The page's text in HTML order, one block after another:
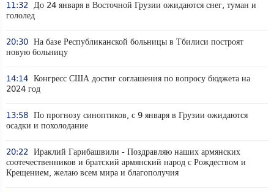
11:32 До 24 января в Восточной Грузии ожидаются снег, туман и
гололед
20:30 На базе Республиканской больницы в Тбилиси построят
новую больницу
14:14 Конгресс США достиг соглашения по вопросу бюджета на
2024 год
13:58 По прогнозу синоптиков, с 9 января в Грузии ожидаются
осадки и похолодание
20:22 Ираклий Гарибашвили - Поздравляю наших армянских
соотечественников и братский армянский народ с Рождеством и
Крещением, желаю всем мира и благополучия